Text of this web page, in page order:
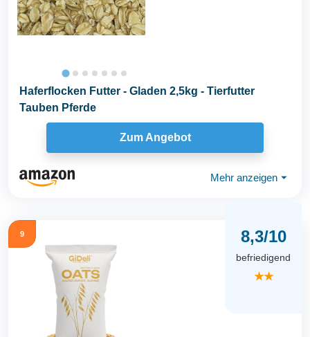
Haferflocken Futter - Gladen 2,5kg - Tierfutter
Tauben Pferde
Zum Angebot
Mehr anzeigen ⏷
9 8,3/10
befriedigend
★★